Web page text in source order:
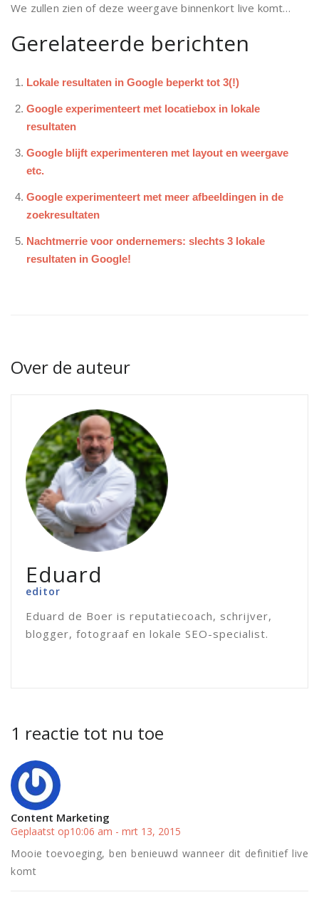
We zullen zien of deze weergave binnenkort live komt…
Gerelateerde berichten
Lokale resultaten in Google beperkt tot 3(!)
Google experimenteert met locatiebox in lokale
resultaten
Google blijft experimenteren met layout en weergave
etc.
Google experimenteert met meer afbeeldingen in de
zoekresultaten
Nachtmerrie voor ondernemers: slechts 3 lokale
resultaten in Google!
Over de auteur
Eduard
editor
Eduard de Boer is reputatiecoach, schrijver,
blogger, fotograaf en lokale SEO-specialist.
1 reactie tot nu toe
Content Marketing
Geplaatst op10:06 am - mrt 13, 2015
Mooie toevoeging, ben benieuwd wanneer dit definitief live
komt